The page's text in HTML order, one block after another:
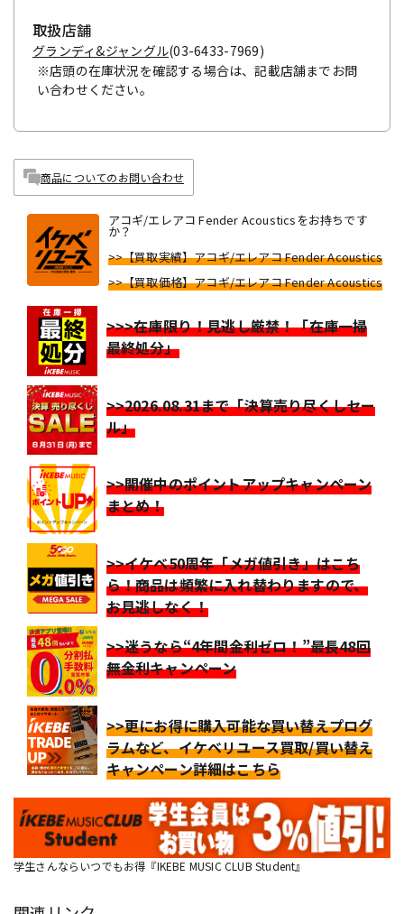
取扱店舗
グランディ&ジャングル(03-6433-7969)
※店頭の在庫状況を確認する場合は、記載店舗までお問
い合わせください。
商品についてのお問い合わせ
アコギ/エレアコ Fender Acousticsをお持ちです
か？
>>【買取実績】アコギ/エレアコ Fender Acoustics
>>【買取価格】アコギ/エレアコ Fender Acoustics
>>>在庫限り！見逃し厳禁！「在庫一掃
最終処分」
>>2026.08.31まで「決算売り尽くしセー
ル」
>>開催中のポイントアップキャンペーン
まとめ！
>>イケベ50周年「メガ値引き」はこち
ら！商品は頻繁に入れ替わりますので、
お見逃しなく！
>>迷うなら“4年間金利ゼロ！”最長48回
無金利キャンペーン
>>更にお得に購入可能な買い替えプログ
ラムなど、イケベリユース買取/買い替え
キャンペーン詳細はこちら
学生さんならいつでもお得『IKEBE MUSIC CLUB Student』